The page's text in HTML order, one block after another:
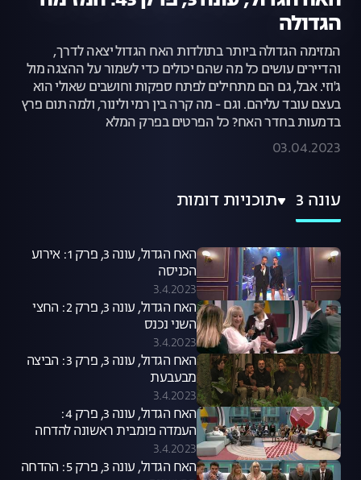
הגדולה
המזימה הגדולה ביותר בתולדות האח הגדול יצאה לדרך,
והדיירים עושים כל מה שהם יכולים כדי לשמור על ההצגה מול
ג'וזי. אבל, גם הם מתחילים לפתח ספקות וחושבים שאולי הוא
בעצם עובד עליהם. וגם - מה קרה בין רמי ולינור, ולמה תום פרץ
בדמעות בחדר האח? כל הפרטים בפרק המלא
03.04.2023
עונה 3 תוכניות דומות
האח הגדול, עונה 3, פרק 1: אירוע
הכניסה
3.4.2023
האח הגדול, עונה 3, פרק 2: החצי
השני נכנס
3.4.2023
האח הגדול, עונה 3, פרק 3: הביצה
מבעבעת
3.4.2023
האח הגדול, עונה 3, פרק 4:
העמדה פומבית ראשונה להדחה
3.4.2023
האח הגדול, עונה 3, פרק 5: ההדחה